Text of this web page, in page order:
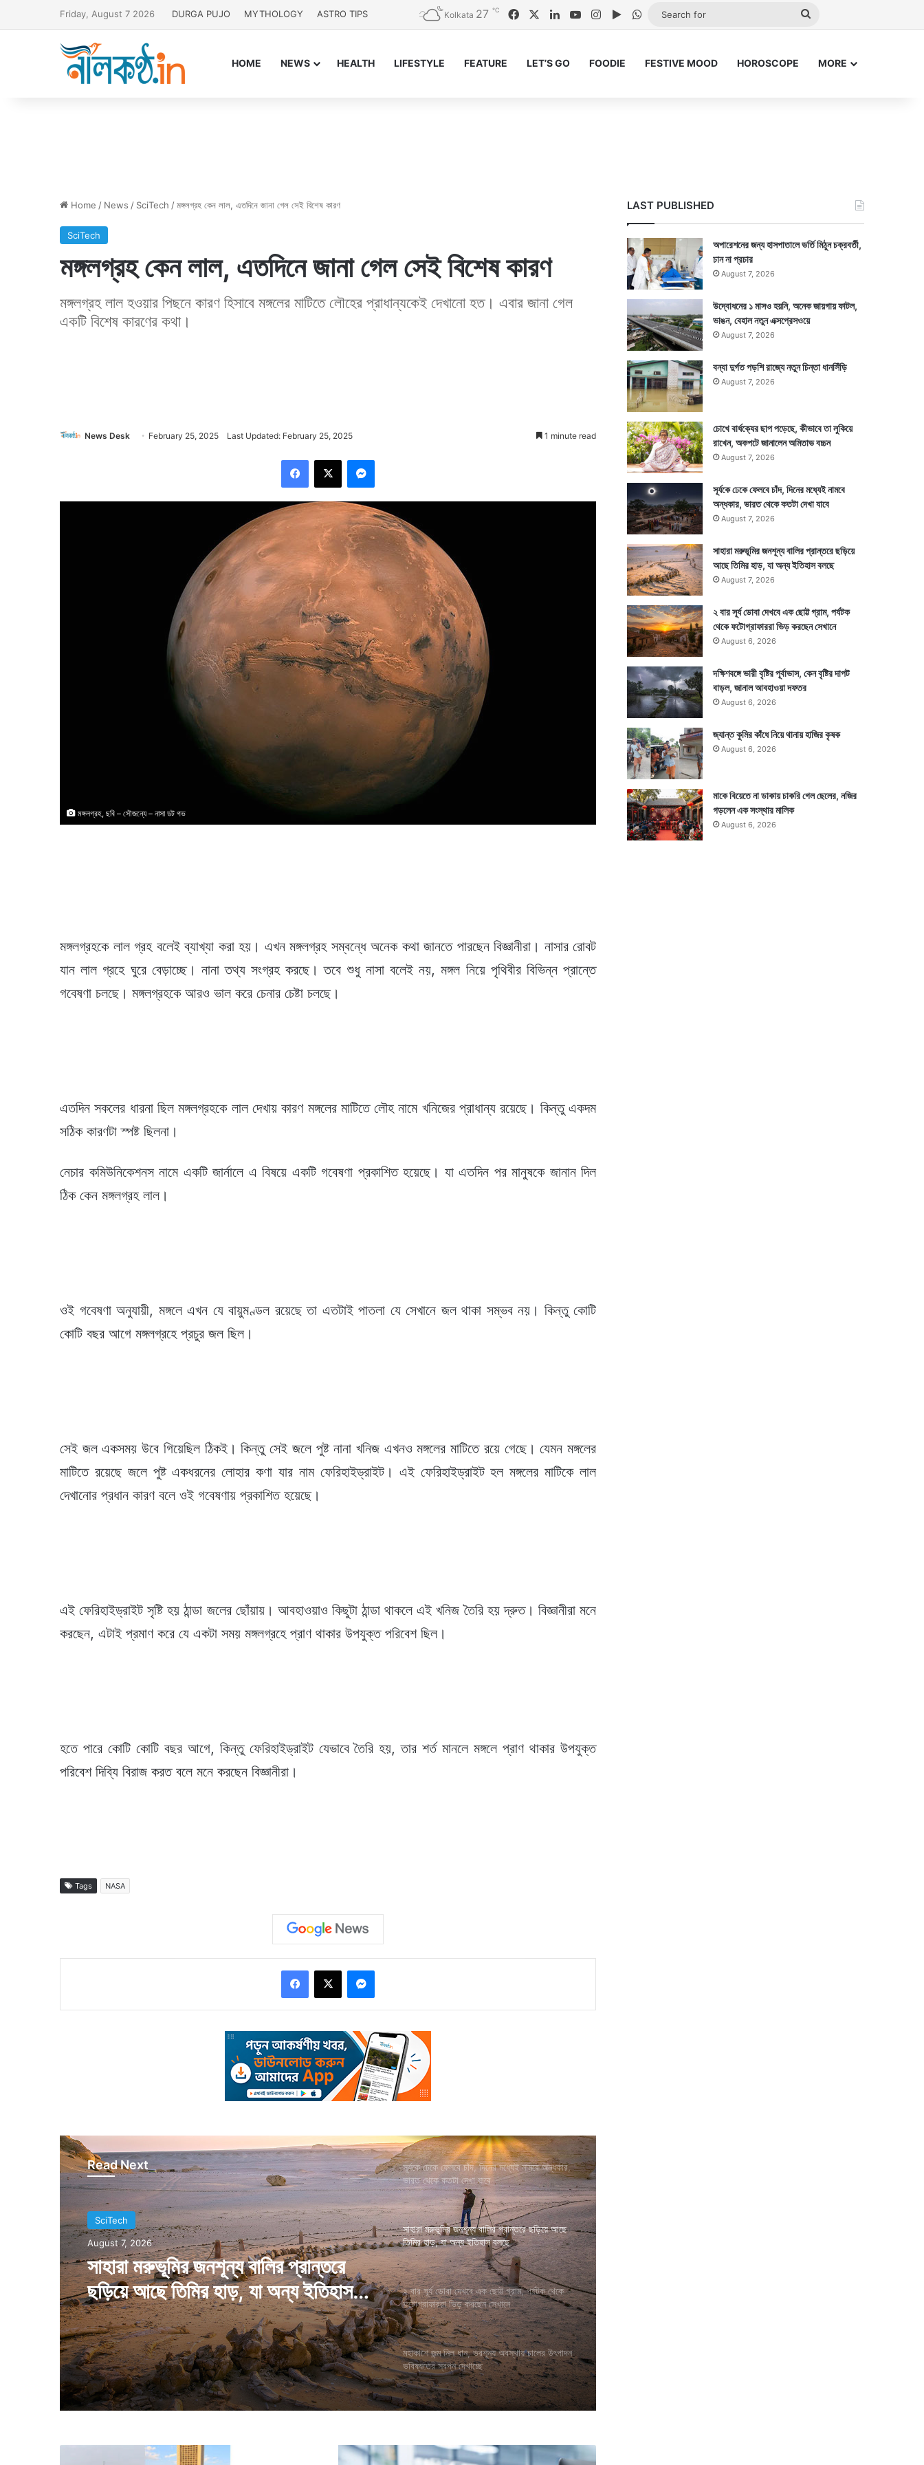
Friday, August 7 2026 DURGA PUJO MYTHOLOGY ASTRO TIPS Kolkata 27 ℃ FacebookLinkedInYouTubeInstagram
Google Play
WhatsApp
HOME NEWS HEALTH LIFESTYLE FEATURE LET’S GO FOODIE FESTIVE MOOD HOROSCOPE MORE
Home / News / SciTech /মঙ্গলগ্রহ কেন লাল, এতদিনে জানা গেল সেই বিশেষ কারণ
SciTech
মঙ্গলগ্রহ কেন লাল, এতদিনে জানা গেল সেই বিশেষ কারণ
মঙ্গলগ্রহ লাল হওয়ার পিছনে কারণ হিসাবে মঙ্গলের মাটিতে লৌহের প্রাধান্যকেই দেখানো হত। এবার জানা গেল
একটি বিশেষ কারণের কথা।
News Desk February 25, 2025 Last Updated: February 25, 2025 1 minute read
মঙ্গলগ্রহ, ছবি – সৌজন্যে – নাসা ডট গভ
মঙ্গলগ্রহকে লাল গ্রহ বলেই ব্যাখ্যা করা হয়। এখন মঙ্গলগ্রহ সম্বন্ধে অনেক কথা জানতে পারছেন বিজ্ঞানীরা। নাসার রোবট
যান লাল গ্রহে ঘুরে বেড়াচ্ছে। নানা তথ্য সংগ্রহ করছে। তবে শুধু নাসা বলেই নয়, মঙ্গল নিয়ে পৃথিবীর বিভিন্ন প্রান্তে
গবেষণা চলছে। মঙ্গলগ্রহকে আরও ভাল করে চেনার চেষ্টা চলছে।
এতদিন সকলের ধারনা ছিল মঙ্গলগ্রহকে লাল দেখায় কারণ মঙ্গলের মাটিতে লৌহ নামে খনিজের প্রাধান্য রয়েছে। কিন্তু একদম
সঠিক কারণটা স্পষ্ট ছিলনা।
নেচার কমিউনিকেশনস নামে একটি জার্নালে এ বিষয়ে একটি গবেষণা প্রকাশিত হয়েছে। যা এতদিন পর মানুষকে জানান দিল
ঠিক কেন মঙ্গলগ্রহ লাল।
ওই গবেষণা অনুযায়ী, মঙ্গলে এখন যে বায়ুমণ্ডল রয়েছে তা এতটাই পাতলা যে সেখানে জল থাকা সম্ভব নয়। কিন্তু কোটি
কোটি বছর আগে মঙ্গলগ্রহে প্রচুর জল ছিল।
সেই জল একসময় উবে গিয়েছিল ঠিকই। কিন্তু সেই জলে পুষ্ট নানা খনিজ এখনও মঙ্গলের মাটিতে রয়ে গেছে। যেমন মঙ্গলের
মাটিতে রয়েছে জলে পুষ্ট একধরনের লোহার কণা যার নাম ফেরিহাইড্রাইট। এই ফেরিহাইড্রাইট হল মঙ্গলের মাটিকে লাল
দেখানোর প্রধান কারণ বলে ওই গবেষণায় প্রকাশিত হয়েছে।
এই ফেরিহাইড্রাইট সৃষ্টি হয় ঠান্ডা জলের ছোঁয়ায়। আবহাওয়াও কিছুটা ঠান্ডা থাকলে এই খনিজ তৈরি হয় দ্রুত। বিজ্ঞানীরা মনে
করছেন, এটাই প্রমাণ করে যে একটা সময় মঙ্গলগ্রহে প্রাণ থাকার উপযুক্ত পরিবেশ ছিল।
হতে পারে কোটি কোটি বছর আগে, কিন্তু ফেরিহাইড্রাইট যেভাবে তৈরি হয়, তার শর্ত মানলে মঙ্গলে প্রাণ থাকার উপযুক্ত
পরিবেশ দিব্যি বিরাজ করত বলে মনে করছেন বিজ্ঞানীরা।
Tags NASA
Read Next
SciTech
August 7, 2026
সাহারা মরুভূমির জনশূন্য বালির প্রান্তরে
ছড়িয়ে আছে তিমির হাড়, যা অন্য ইতিহাস
বলছে
SciTech
August 6, 2026
২ বার সূর্য ডোবা দেখবে এক ছোট্ট গ্রাম,
পর্যটক থেকে ফটোগ্রাফাররা ভিড় করছেন
সেখানে
সূর্যকে ঢেকে ফেলবে চাঁদ, দিনের মধ্যেই নামবে অন্ধকার,
ভারত থেকে কতটা দেখা যাবে
সাহারা মরুভূমির জনশূন্য বালির প্রান্তরে ছড়িয়ে আছে
তিমির হাড়, যা অন্য ইতিহাস বলছে
২ বার সূর্য ডোবা দেখবে এক ছোট্ট গ্রাম, পর্যটক থেকে
ফটোগ্রাফাররা ভিড় করছেন সেখানে
মহাকাশে জন্ম নিল ধান, ভরশূন্য অবস্থায় চালের উৎপাদন
ভবিষ্যতের স্বপ্ন দেখাচ্ছে
স্ব
LAST PUBLISHED
অপারেশনের জন্য হাসপাতালে ভর্তি মিঠুন চক্রবর্তী,
চান না প্রচার
August 7, 2026
উদ্বোধনের ১ মাসও হয়নি, অনেক জায়গায় ফাটল,
ভাঙন, বেহাল নতুন এক্সপ্রেসওয়ে
August 7, 2026
বন্যা দুর্গত পড়শি রাজ্যে নতুন চিন্তা ধানসিঁড়ি
August 7, 2026
চোখে বার্ধক্যের ছাপ পড়েছে, কীভাবে তা লুকিয়ে
রাখেন, অকপটে জানালেন অমিতাভ বচ্চন
August 7, 2026
সূর্যকে ঢেকে ফেলবে চাঁদ, দিনের মধ্যেই নামবে
অন্ধকার, ভারত থেকে কতটা দেখা যাবে
August 7, 2026
সাহারা মরুভূমির জনশূন্য বালির প্রান্তরে ছড়িয়ে
আছে তিমির হাড়, যা অন্য ইতিহাস বলছে
August 7, 2026
২ বার সূর্য ডোবা দেখবে এক ছোট্ট গ্রাম, পর্যটক
থেকে ফটোগ্রাফাররা ভিড় করছেন সেখানে
August 6, 2026
দক্ষিণবঙ্গে ভারী বৃষ্টির পূর্বাভাস, কেন বৃষ্টির দাপট
বাড়ল, জানাল আবহাওয়া দফতর
August 6, 2026
জ্যান্ত কুমির কাঁধে নিয়ে থানায় হাজির কৃষক
August 6, 2026
মাকে বিয়েতে না ডাকায় চাকরি গেল ছেলের, নজির
গড়লেন এক সংস্থার মালিক
August 6, 2026